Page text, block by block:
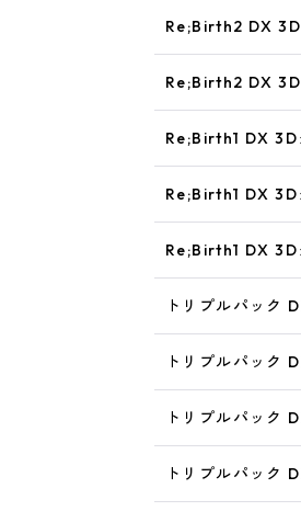
Re;Birth2 DX
Re;Birth2 DX
Re;Birth1 DX 3D
Re;Birth1 DX 3D
Re;Birth1 DX 3D
トリプルパック
トリプルパック
トリプルパック
トリプルパック